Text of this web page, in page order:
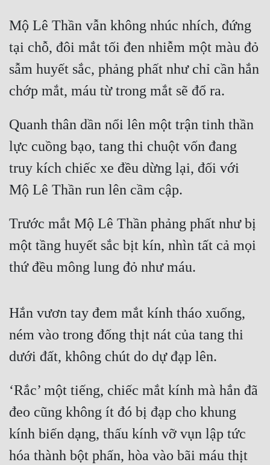
Mộ Lê Thần vẫn không nhúc nhích, đứng
tại chỗ, đôi mắt tối đen nhiễm một màu đỏ
sẫm huyết sắc, phảng phất như chỉ cần hắn
chớp mắt, máu từ trong mắt sẽ đổ ra.
Quanh thân dần nổi lên một trận tinh thần
lực cuồng bạo, tang thi chuột vốn đang
truy kích chiếc xe đều dừng lại, đối với
Mộ Lê Thần run lên cầm cập.
Trước mắt Mộ Lê Thần phảng phất như bị
một tầng huyết sắc bịt kín, nhìn tất cả mọi
thứ đều mông lung đỏ như máu.
Hắn vươn tay đem mắt kính tháo xuống,
ném vào trong đống thịt nát của tang thi
dưới đất, không chút do dự đạp lên.
‘Rắc’ một tiếng, chiếc mắt kính mà hắn đã
đeo cũng không ít đó bị đạp cho khung
kính biến dạng, thấu kính vỡ vụn lập tức
hóa thành bột phấn, hòa vào bãi máu thịt